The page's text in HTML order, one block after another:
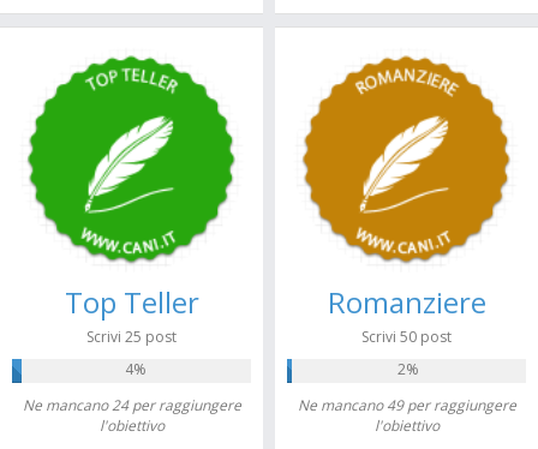
Top Teller
Scrivi 25 post
4%
Ne mancano 24 per raggiungere
l'obiettivo
Romanziere
Scrivi 50 post
2%
Ne mancano 49 per raggiungere
l'obiettivo